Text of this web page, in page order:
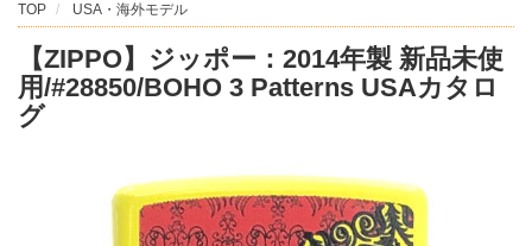
TOP USA・海外モデル
【ZIPPO】ジッポー：2014年製 新品未使
用/#28850/BOHO 3 Patterns USAカタロ
グ